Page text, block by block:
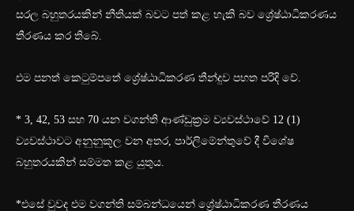
සරල බහුතරයකින් නීතියක් බවට පත් කළ හැකි බව ශ්‍රේෂ්ඨාධිකරණය
තීරණය කර තිබේ.
එම පනත් කෙටුම්පතේ ශ්‍රේෂ්ඨාධිකරණ තීන්දුව පහත පරිදි වේ.
* 3, 42, 53 සහ 70 යන වගන්ති ආණ්ඩුක්‍රම ව්‍යවස්ථාවේ 12 (1)
ව්‍යවස්ථාවට අනුනුකූල වන අතර, පාර්ලිමේන්තුවේ දී විශේෂ
බහුතරයකින් සම්මත කළ යුතුය.
*එසේ වුවද එම වගන්ති සම්බන්ධයෙන් ශ්‍රේෂ්ඨාධිකරණ තීරණය